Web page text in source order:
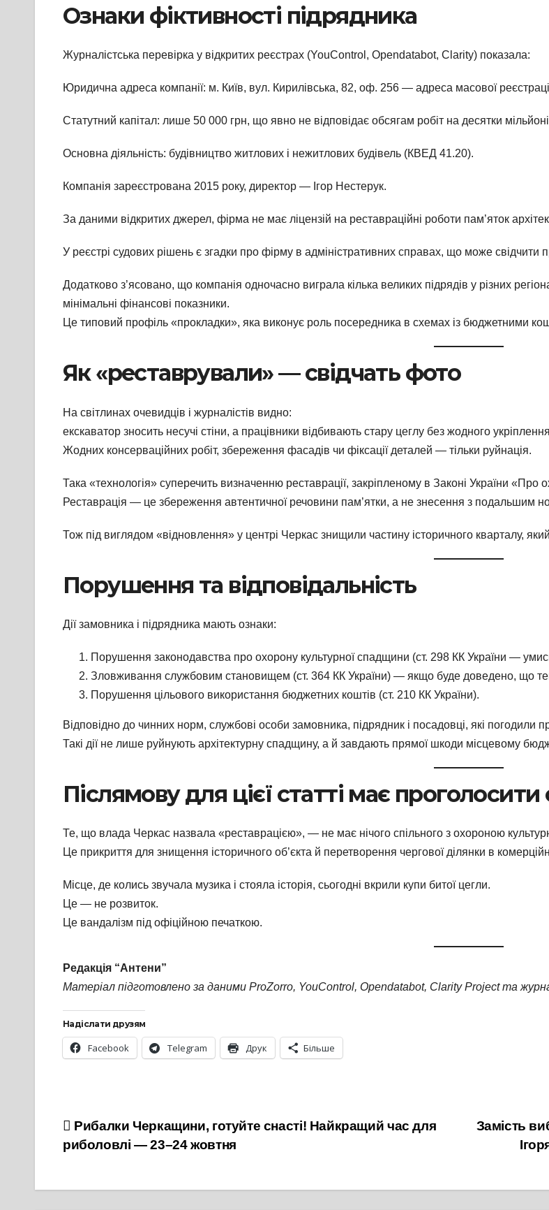
Ознаки фіктивності підрядника
Журналістська перевірка у відкритих реєстрах (YouControl, Opendatabot, Clarity) показала:
Юридична адреса компанії: м. Київ, вул. Кирилівська, 82, оф. 256 — адреса масової
Статутний капітал: лише 50 000 грн, що явно не відповідає обсягам робіт на десятки
Основна діяльність: будівництво житлових і нежитлових будівель (КВЕД 41.20).
Компанія зареєстрована 2015 року, директор — Ігор Нестерук.
За даними відкритих джерел, фірма не має ліцензій на реставраційні роботи пам’яток
У реєстрі судових рішень є згадки про фірму в адміністративних справах, що може свідчити
Додатково з’ясовано, що компанія одночасно виграла кілька великих підрядів у різних
мінімальні фінансові показники.
Це типовий профіль «прокладки», яка виконує роль посередника в схемах із бюджетними
Як «реставрували» — свідчать фото
На світлинах очевидців і журналістів видно:
екскаватор зносить несучі стіни, а працівники відбивають стару цеглу без жодного
Жодних консерваційних робіт, збереження фасадів чи фіксації деталей — тільки руйнація.
Така «технологія» суперечить визначенню реставрації, закріпленому в Законі України
Реставрація — це збереження автентичної речовини пам’ятки, а не знесення з подальшим
Тож під виглядом «відновлення» у центрі Черкас знищили частину історичного кварталу,
Порушення та відповідальність
Дії замовника і підрядника мають ознаки:
Порушення законодавства про охорону культурної спадщини (ст. 298 КК України —
Зловживання службовим становищем (ст. 364 КК України) — якщо буде доведено, що
Порушення цільового використання бюджетних коштів (ст. 210 КК України).
Відповідно до чинних норм, службові особи замовника, підрядник і посадовці, які погодили
Такі дії не лише руйнують архітектурну спадщину, а й завдають прямої шкоди місцевому
Післямову для цієї статті має
Те, що влада Черкас назвала «реставрацією», — не має нічого спільного з охороною
Це прикриття для знищення історичного об’єкта й перетворення чергової ділянки в
Місце, де колись звучала музика і стояла історія, сьогодні вкрили купи битої цегли.
Це — не розвиток.
Це вандалізм під офіційною печаткою.
Редакція “Антени”
Матеріал підготовлено за даними ProZorro, YouControl, Opendatabot, Clarity Project та
Надіслати друзям
Facebook Telegram Друк Більше
Навігація
записів
Замість
Рибалки Черкащини, готуйте снасті! Найкращий час для
риболовлі — 23–24 жовтня